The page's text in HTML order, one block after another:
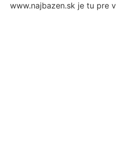
www.najbazen.sk je tu pre